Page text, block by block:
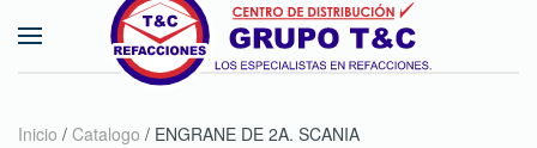
Skip to main content
Inicio / Catalogo / ENGRANE DE 2A. SCANIA